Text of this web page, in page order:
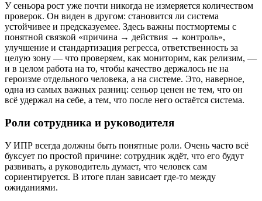
У сеньора рост уже почти никогда не измеряется количеством
проверок. Он виден в другом: становится ли система
устойчивее и предсказуемее. Здесь важны постмортемы с
понятной связкой «причина → действия → контроль»,
улучшение и стандартизация регресса, ответственность за
целую зону — что проверяем, как мониторим, как релизим, —
и в целом работа на то, чтобы качество держалось не на
героизме отдельного человека, а на системе. Это, наверное,
одна из самых важных разниц: сеньор ценен не тем, что он
всё удержал на себе, а тем, что после него остаётся система.
Роли сотрудника и руководителя
У ИПР всегда должны быть понятные роли. Очень часто всё
буксует по простой причине: сотрудник ждёт, что его будут
развивать, а руководитель думает, что человек сам
сориентируется. В итоге план зависает где-то между
ожиданиями.